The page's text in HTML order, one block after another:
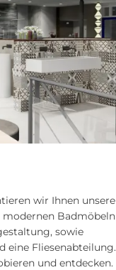
wir Ihnen unsere
modernen Badmöbeln
sowie
eine Fliesenabteilung.
und entdecken.